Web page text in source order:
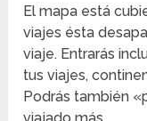
El mapa está
viajes ésta
viaje. Entrarás
tus viajes,
Podrás también